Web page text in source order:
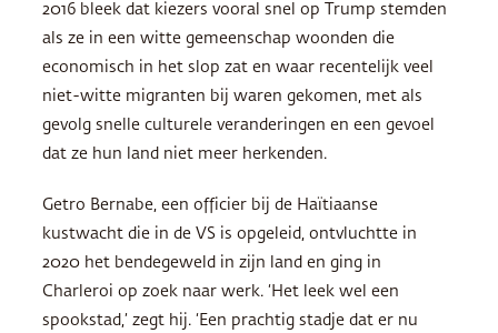
2016 bleek dat kiezers vooral snel op Trump stemden
als ze in een witte gemeenschap woonden die
economisch in het slop zat en waar recentelijk veel
niet-witte migranten bij waren gekomen, met als
gevolg snelle culturele veranderingen en een gevoel
dat ze hun land niet meer herkenden.
Getro Bernabe, een officier bij de Haïtiaanse
kustwacht die in de VS is opgeleid, ontvluchtte in
2020 het bendegeweld in zijn land en ging in
Charleroi op zoek naar werk. ‘Het leek wel een
spookstad,’ zegt hij. ‘Een prachtig stadje dat er nu